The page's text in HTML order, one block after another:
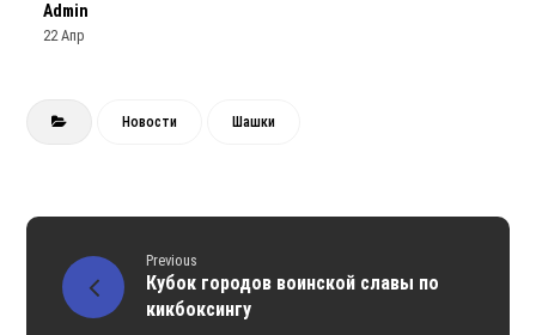
Admin
22 Апр
Новости Шашки
Previous
Кубок городов воинской славы по
кикбоксингу